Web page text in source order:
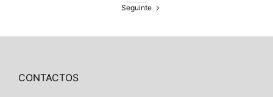
Seguinte
CONTACTOS